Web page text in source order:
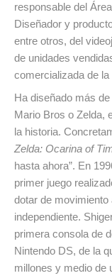
responsable del
Diseñador y
entre otros, del
de unidades
comercializada de la
Ha diseñado más
Mario Bros o Zelda,
la historia.
Zelda: Ocarina of
hasta ahora”. En
primer juego
dotar de
independiente.
primera consola de
Nintendo DS, de la
millones y medio de